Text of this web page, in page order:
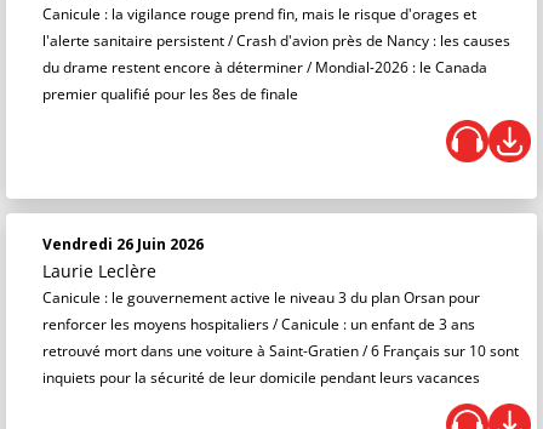
Canicule : la vigilance rouge prend fin, mais le risque d'orages et
l'alerte sanitaire persistent / Crash d'avion près de Nancy : les causes
du drame restent encore à déterminer / Mondial-2026 : le Canada
premier qualifié pour les 8es de finale
Vendredi 26 Juin 2026
Laurie Leclère
Canicule : le gouvernement active le niveau 3 du plan Orsan pour
renforcer les moyens hospitaliers / Canicule : un enfant de 3 ans
retrouvé mort dans une voiture à Saint-Gratien / 6 Français sur 10 sont
inquiets pour la sécurité de leur domicile pendant leurs vacances